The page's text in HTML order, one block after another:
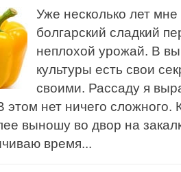
Уже несколько лет
болгарский сладкий
неплохой урожай. В
культуры есть свои
своими. Рассаду я
этом нет ничего сложного.
выношу во двор на
время...